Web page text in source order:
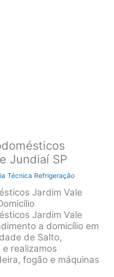
Jundiaí SP
Técnica Refrigeração
Jardim Vale
Jardim Vale
a domicílio em
de Salto,
realizamos
fogão e máquinas